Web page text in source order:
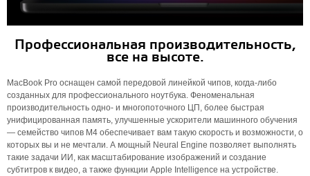
Профессиональная производительность,
все на высоте.
MacBook Pro оснащен самой передовой линейкой чипов, когда-либо
созданных для профессионального ноутбука. Феноменальная
производительность одно- и многопоточного ЦП, более быстрая
унифицированная память, улучшенные ускорители машинного обучения
— семейство чипов M4 обеспечивает вам такую ​​скорость и возможности, о
которых вы и не мечтали. А мощный Neural Engine позволяет выполнять
такие задачи ИИ, как масштабирование изображений и создание
субтитров к видео, а также функции Apple Intelligence на устройстве.